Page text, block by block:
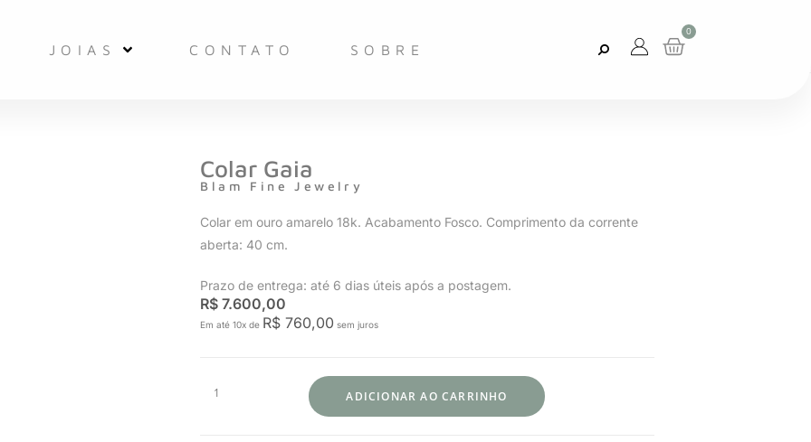
JOIAS CONTATO SOBRE
0
Colar Gaia
Blam Fine Jewelry
Colar em ouro amarelo 18k. Acabamento Fosco. Comprimento da corrente
aberta: 40 cm.
Prazo de entrega: até 6 dias úteis após a postagem.
R$ 7.600,00
Em até 10x de R$ 760,00 sem juros
ADICIONAR AO CARRINHO